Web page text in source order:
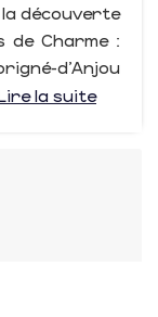
découverte
de Charme :
d’Anjou
la suite